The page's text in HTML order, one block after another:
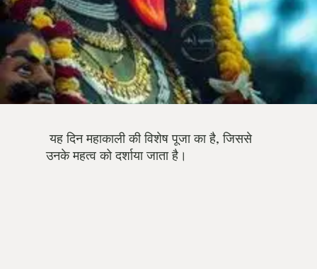
यह दिन महाकाली की विशेष पूजा का है, जिससे
उनके महत्व को दर्शाया जाता है।